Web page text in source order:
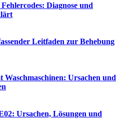
Diagnose und
Leitfaden zur Behebung
Ursachen und
Ursachen, Lösungen und